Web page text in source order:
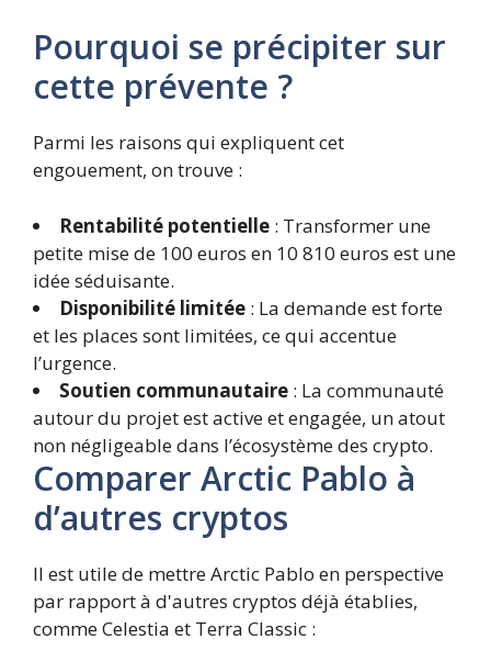
Pourquoi se précipiter sur
cette prévente ?
Parmi les raisons qui expliquent cet
engouement, on trouve :
Rentabilité potentielle : Transformer une
petite mise de 100 euros en 10 810 euros est une
idée séduisante.
Disponibilité limitée : La demande est forte
et les places sont limitées, ce qui accentue
l’urgence.
Soutien communautaire : La communauté
autour du projet est active et engagée, un atout
non négligeable dans l’écosystème des crypto.
Comparer Arctic Pablo à
d’autres cryptos
Il est utile de mettre Arctic Pablo en perspective
par rapport à d'autres cryptos déjà établies,
comme Celestia et Terra Classic :